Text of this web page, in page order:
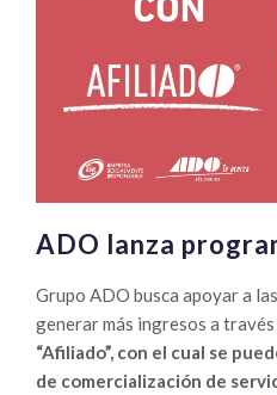
ADO lanza
Grupo ADO busca apoyar a
generar más ingresos a través
“Afiliado”, con el cual se
de comercialización de